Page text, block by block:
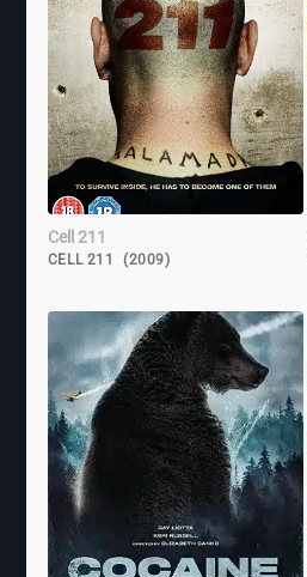
Cell 211
CELL 211 (2009)